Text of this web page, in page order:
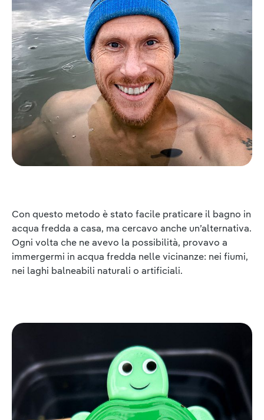
Con questo metodo è stato facile praticare il bagno in
acqua fredda a casa, ma cercavo anche un’alternativa.
Ogni volta che ne avevo la possibilità, provavo a
immergermi in acqua fredda nelle vicinanze: nei fiumi,
nei laghi balneabili naturali o artificiali.